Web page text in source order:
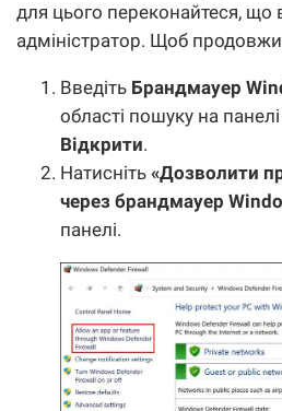
для цього переконайтеся, що
адміністратор. Щоб
Введіть Брандмауер
області пошуку на
Відкрити.
Натисніть «Дозволити
через брандмауер
панелі.